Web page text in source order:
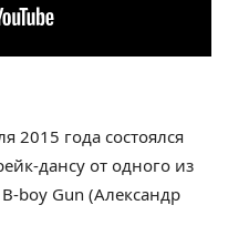
2015 года состоялся
дансу от одного из
boy Gun (Александр